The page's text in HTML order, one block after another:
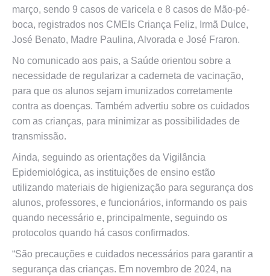
março, sendo 9 casos de varicela e 8 casos de Mão-pé-
boca, registrados nos CMEIs Criança Feliz, Irmã Dulce,
José Benato, Madre Paulina, Alvorada e José Fraron.
No comunicado aos pais, a Saúde orientou sobre a
necessidade de regularizar a caderneta de vacinação,
para que os alunos sejam imunizados corretamente
contra as doenças. Também advertiu sobre os cuidados
com as crianças, para minimizar as possibilidades de
transmissão.
Ainda, seguindo as orientações da Vigilância
Epidemiológica, as instituições de ensino estão
utilizando materiais de higienização para segurança dos
alunos, professores, e funcionários, informando os pais
quando necessário e, principalmente, seguindo os
protocolos quando há casos confirmados.
“São precauções e cuidados necessários para garantir a
segurança das crianças. Em novembro de 2024, na